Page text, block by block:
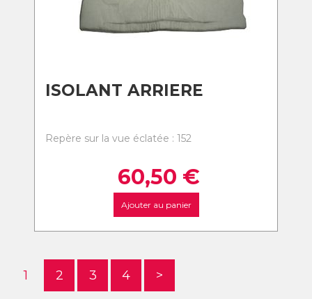
ISOLANT ARRIERE
Repère sur la vue éclatée : 152
60,50 €
Ajouter au panier
1 2 3 4 >